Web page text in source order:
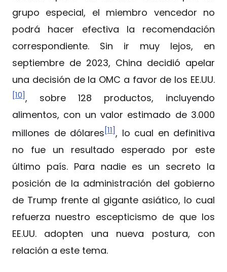
grupo especial, el miembro vencedor no
podrá hacer efectiva la recomendación
correspondiente. Sin ir muy lejos, en
septiembre de 2023, China decidió apelar
una decisión de la OMC a favor de los EE.UU.
[10], sobre 128 productos, incluyendo
alimentos, con un valor estimado de 3.000
millones de dólares[11], lo cual en definitiva
no fue un resultado esperado por este
último país. Para nadie es un secreto la
posición de la administración del gobierno
de Trump frente al gigante asiático, lo cual
refuerza nuestro escepticismo de que los
EE.UU. adopten una nueva postura, con
relación a este tema.